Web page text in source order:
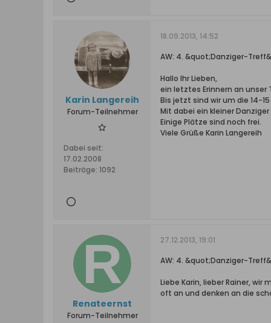
Karin Langereih
Forum-Teilnehmer
Dabei seit:
17.02.2008
Beiträge: 1092
18.09.2013, 14:52
AW: 4. &quot;Danziger-
Hallo Ihr Lieben,
ein letztes Erinnern an unser
Bis jetzt sind wir um die 14-
Mit dabei ein kleiner
Einige Plätze sind noch frei.
Viele Grüße Karin Langereih
Renateernst
Forum-Teilnehmer
27.12.2013, 19:01
AW: 4. &quot;Danziger-
Liebe Karin, lieber Rainer,
oft an und denken an die